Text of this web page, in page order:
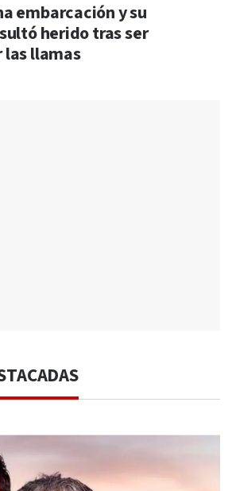
embarcación y su
herido tras ser
las llamas